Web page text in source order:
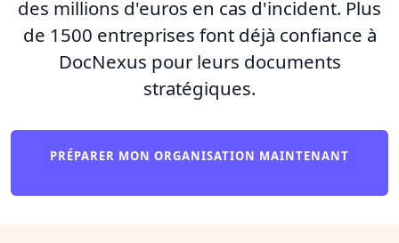
des millions d'euros en cas d'incident. Plus
de 1500 entreprises font déjà confiance à
DocNexus pour leurs documents
stratégiques.
PRÉPARER MON ORGANISATION MAINTENANT